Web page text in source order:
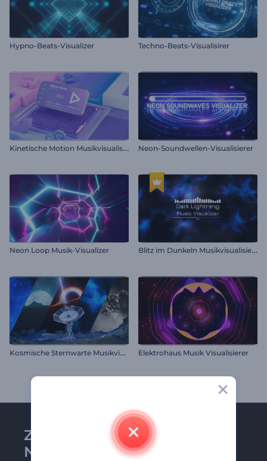
Hypno-Beats-Visualizer Techno-Beats-Visualisirer
K
inetische Motion Musikvisualisierer Neon-Soundwellen-Visualisierer
Neon Loop Musik-Visualizer B
litz im Dunkeln Musikvisualisierung
K
osmische Sternwarte Musikvisualisierer Elektrohaus Musik Visualisierer
Zu Renderforest-
Newsletter anmelden